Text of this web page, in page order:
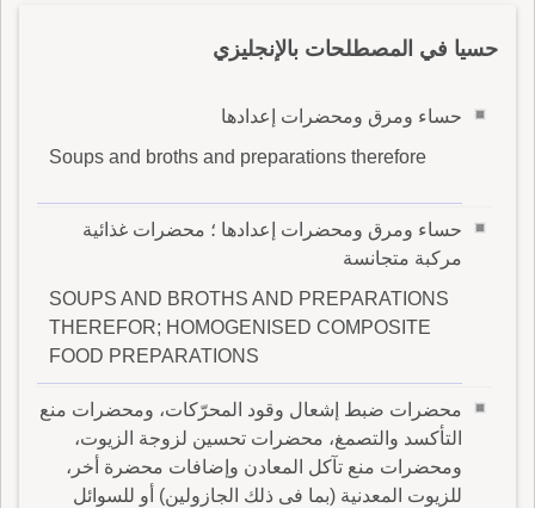
حسيا في المصطلحات بالإنجليزي
حساء ومرق ومحضرات إعدادها
Soups and broths and preparations therefore
حساء ومرق ومحضرات إعدادها ؛ محضرات غذائية
مركبة متجانسة
SOUPS AND BROTHS AND PREPARATIONS
THEREFOR; HOMOGENISED COMPOSITE
FOOD PREPARATIONS
محضرات ضبط إشعال وقود المحرّكات، ومحضرات منع
التأكسد والتصمغ، محضرات تحسين لزوجة الزيوت،
ومحضرات منع تآكل المعادن وإضافات محضرة أخر،
للزيوت المعدنية (بما فى ذلك الجازولين) أو للسوائل